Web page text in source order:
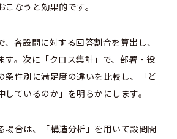
なうと効果的です。
各設問に対する回答割合を算出し、
す。次に「クロス集計」で、部署・役
条件別に満足度の違いを比較し、「ど
ているのか」を明らかにします。
場合は、「構造分析」を用いて設問間